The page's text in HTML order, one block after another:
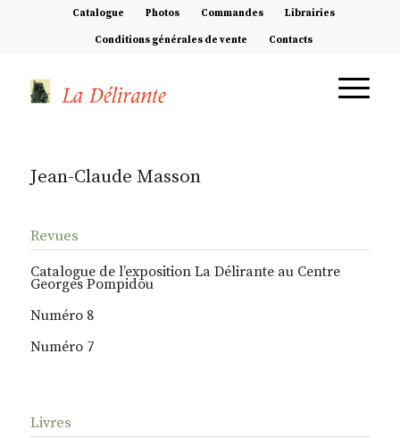
Catalogue Photos Commandes Librairies
Conditions générales de vente Contacts
Jean-Claude Masson
Revues
Catalogue de l’exposition La Délirante au Centre
Georges Pompidou
Numéro 8
Numéro 7
Livres